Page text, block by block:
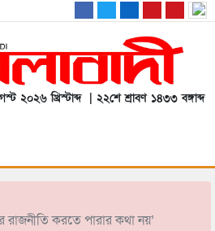
২০২৬ খ্রিস্টাব্দ | ২২শে শ্রাবণ ১৪৩৩ বঙ্গাব্দ
রাজনীতি করতে পারার কথা নয়’